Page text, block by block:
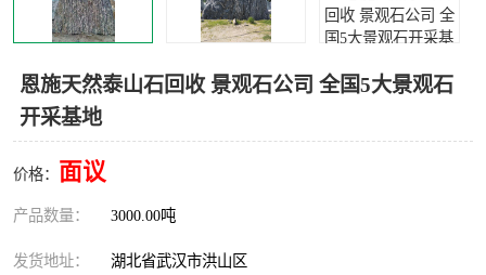
恩施天然泰山石回收 景观石公司 全国5大景观石
开采基地
价格： 面议
产品数量： 3000.00吨
发货地址： 湖北省武汉市洪山区